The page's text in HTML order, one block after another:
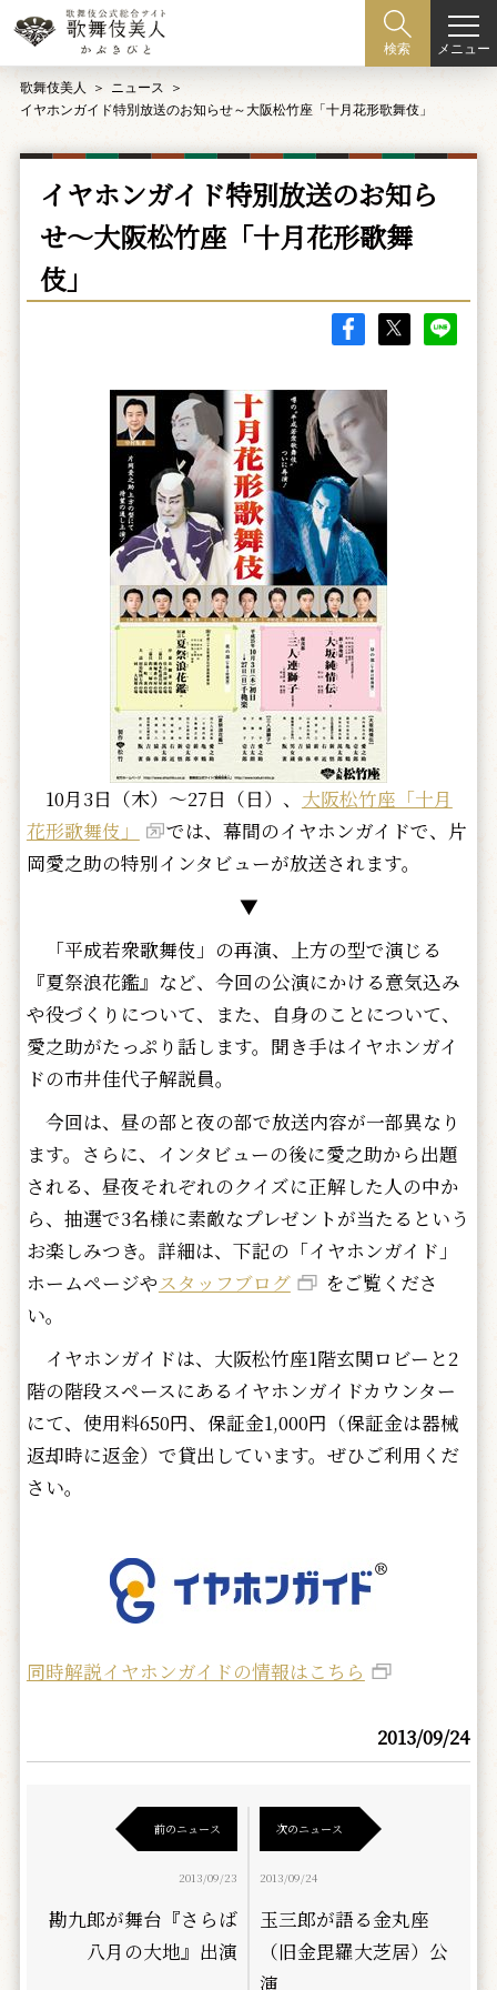
検索 メニュー
歌舞伎美人
ニュース
イヤホンガイド特別放送のお知らせ～大阪松竹座「十月花形歌舞伎」
イヤホンガイド特別放送のお知ら
せ～大阪松竹座「十月花形歌舞
伎」
10月3日（木）～27日（日）、 大阪松竹座「十月
花形歌舞伎」
では、幕間のイヤホンガイドで、片
岡愛之助の特別インタビューが放送されます。
▼
「平成若衆歌舞伎」の再演、上方の型で演じる
『夏祭浪花鑑』など、今回の公演にかける意気込み
や役づくりについて、また、自身のことについて、
愛之助がたっぷり話します。聞き手はイヤホンガイ
ドの市井佳代子解説員。
今回は、昼の部と夜の部で放送内容が一部異なり
ます。さらに、インタビューの後に愛之助から出題
される、昼夜それぞれのクイズに正解した人の中か
ら、抽選で3名様に素敵なプレゼントが当たるという
お楽しみつき。詳細は、下記の「イヤホンガイド」
ホームページやスタッフブログ
をご覧くださ
い。
イヤホンガイドは、大阪松竹座1階玄関ロビーと2
階の階段スペースにあるイヤホンガイドカウンター
にて、使用料650円、保証金1,000円（保証金は器械
返却時に返金）で貸出しています。ぜひご利用くだ
さい。
同時解説イヤホンガイドの情報はこちら
2013/09/24
前のニュース
2013/09/23
勘九郎が舞台『さらば
八月の大地』出演
次のニュース
2013/09/24
玉三郎が語る金丸座
（旧金毘羅大芝居）公
演